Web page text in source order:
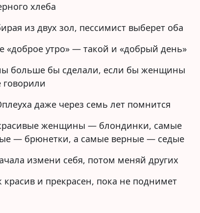
хлеба
из двух зол, пессимист выберет оба
«доброе утро» — такой и «добрый день»
больше бы сделали, если бы женщины
даже через семь лет помнится
женщины — блондинки, самые
— брюнетки, а самые верные — седые
измени себя, потом меняй других
красив и прекрасен, пока не поднимет